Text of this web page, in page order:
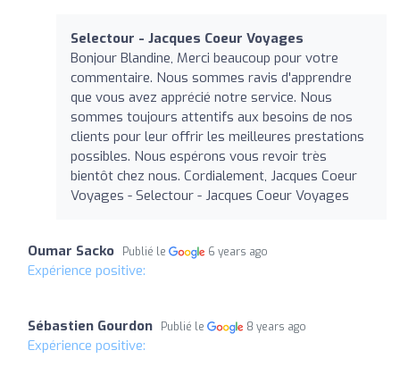
Selectour - Jacques Coeur Voyages
Bonjour Blandine, Merci beaucoup pour votre
commentaire. Nous sommes ravis d'apprendre
que vous avez apprécié notre service. Nous
sommes toujours attentifs aux besoins de nos
clients pour leur offrir les meilleures prestations
possibles. Nous espérons vous revoir très
bientôt chez nous. Cordialement, Jacques Coeur
Voyages - Selectour - Jacques Coeur Voyages
Oumar Sacko Publié le 6 years ago
Expérience positive:
Sébastien Gourdon Publié le 8 years ago
Expérience positive: